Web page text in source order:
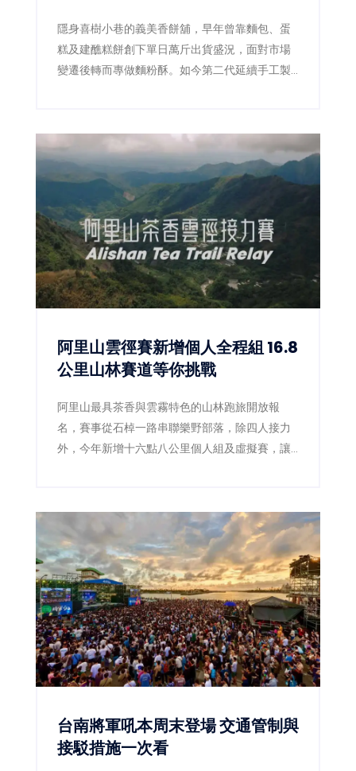
隱身喜樹小巷的義美香餅舖，早年曾靠麵包、蛋
糕及建醮糕餅創下單日萬斤出貨盛況，面對市場
變遷後轉而專做麵粉酥。如今第二代延續手工製
阿里山雲徑賽新增個人全程組 16.8
公里山林賽道等你挑戰
阿里山最具茶香與雲霧特色的山林跑旅開放報
名，賽事從石棹一路串聯樂野部落，除四人接力
外，今年新增十六點八公里個人組及虛擬賽，讓
台南將軍吼本周末登場 交通管制與
接駁措施一次看